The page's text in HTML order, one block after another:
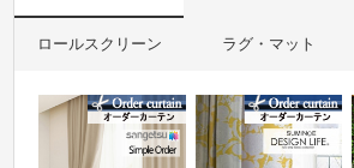
ロールスクリーン ラグ・マット